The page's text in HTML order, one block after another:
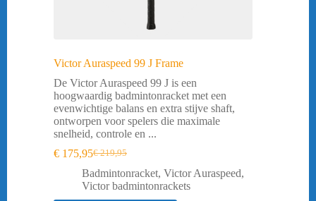
Victor Auraspeed 99 J Frame
De Victor Auraspeed 99 J is een
hoogwaardig badmintonracket met een
evenwichtige balans en extra stijve shaft,
ontworpen voor spelers die maximale
snelheid, controle en ...
€219,95
Oorspronkelijke
prijs
was:
€ 175,95Huidige
prijs
is:
Badmintonracket, Victor Auraspeed,
Victor badmintonrackets